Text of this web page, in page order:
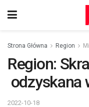
Strona Główna Region
Region:
odzyskana
2022-10-18